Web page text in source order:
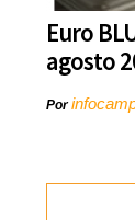
Euro
agosto
Por